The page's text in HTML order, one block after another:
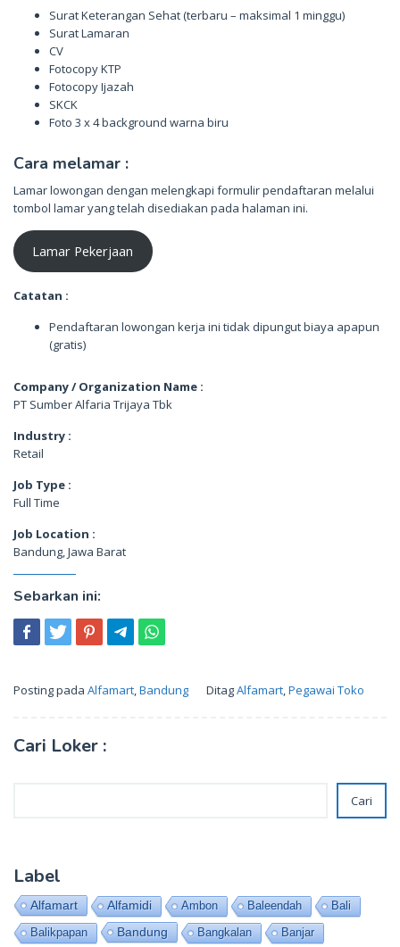
Surat Keterangan Sehat (terbaru – maksimal 1 minggu)
Surat Lamaran
CV
Fotocopy KTP
Fotocopy Ijazah
SKCK
Foto 3 x 4 background warna biru
Cara melamar :
Lamar lowongan dengan melengkapi formulir pendaftaran melalui
tombol lamar yang telah disediakan pada halaman ini.
Lamar Pekerjaan
Catatan :
Pendaftaran lowongan kerja ini tidak dipungut biaya apapun
(gratis)
Company / Organization Name :
PT Sumber Alfaria Trijaya Tbk
Industry :
Retail
Job Type :
Full Time
Job Location :
Bandung, Jawa Barat
Sebarkan ini:
Posting pada Alfamart,Bandung DitagAlfamart,Pegawai Toko
Cari Loker :
Cari
Label
Alfamart Alfamidi Ambon Baleendah
Bali
Balikpapan
Bandung Bangkalan Banjar